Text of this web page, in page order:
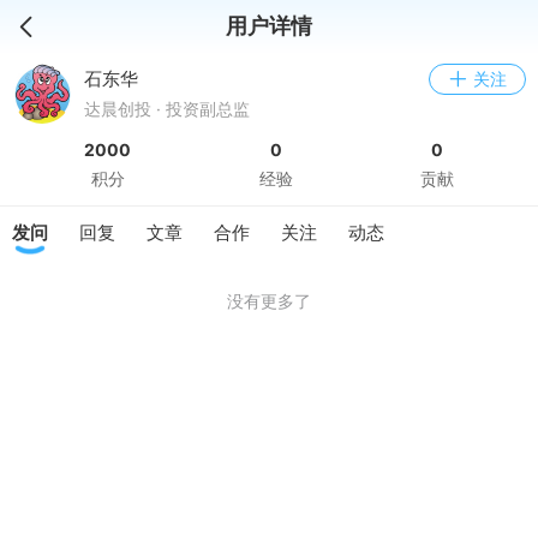
用户详情
石东华
关注
达晨创投 · 投资副总监
2000
积分
0
经验
0
贡献
发问 回复 文章 合作 关注 动态
没有更多了